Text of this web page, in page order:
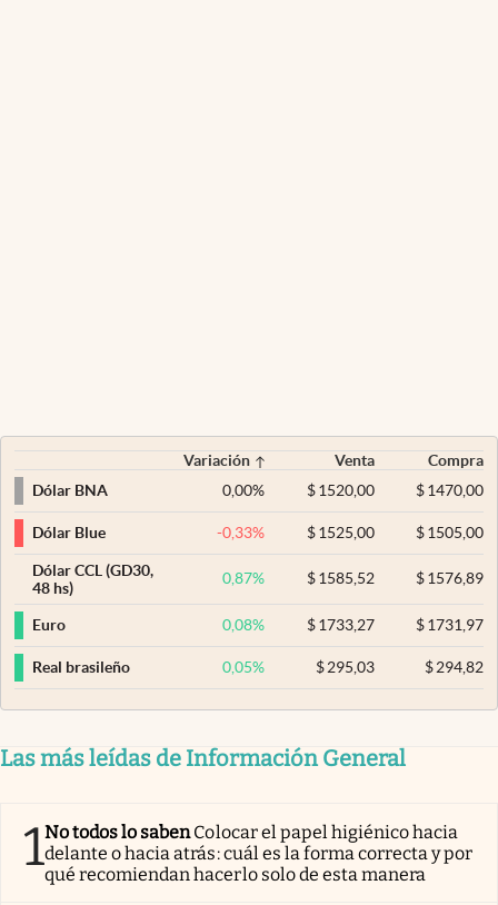
Variación Venta
Compra
Dólar BNA
0,00% $ 1520,00 $1470,00
Dólar Blue -0,33% $ 1525,00 $1505,00
Dólar CCL (GD30,
48 hs)
0,87% $ 1585,52 $1576,89
Euro 0,08% $ 1733,27 $1731,97
Real brasileño 0,05% $ 295,03 $294,82
Las más leídas de Información General
1No todos lo sabenColocar el papel higiénico hacia
delante o hacia atrás: cuál es la forma correcta y por
qué recomiendan hacerlo solo de esta manera